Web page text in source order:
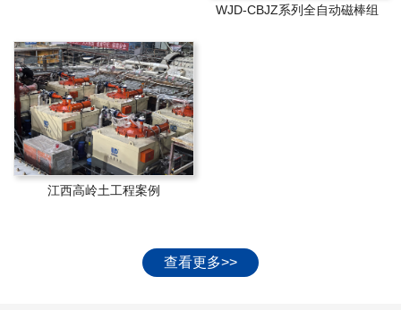
WJD-CBJZ系列全自动磁棒组
江西高岭土工程案例
查看更多>>